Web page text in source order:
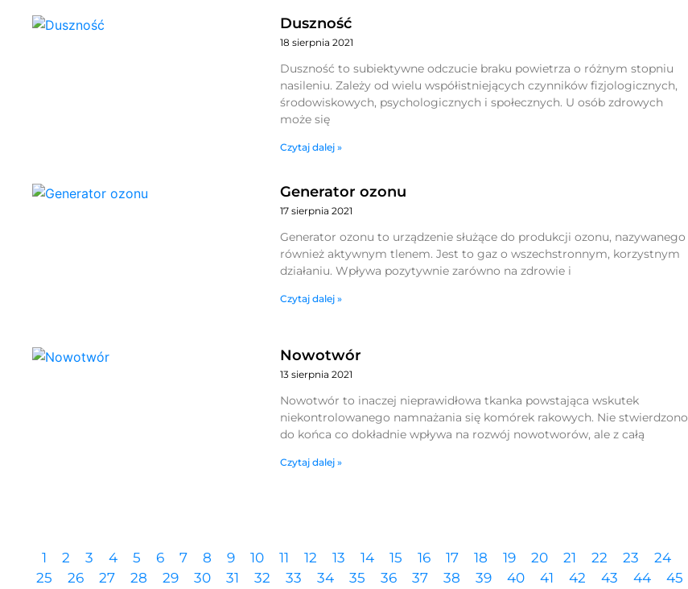
Duszność
18 sierpnia 2021
Duszność to subiektywne odczucie braku powietrza o różnym stopniu
nasileniu. Zależy od wielu współistniejących czynników fizjologicznych,
środowiskowych, psychologicznych i społecznych. U osób zdrowych
może się
Czytaj dalej »
Generator ozonu
17 sierpnia 2021
Generator ozonu to urządzenie służące do produkcji ozonu, nazywanego
również aktywnym tlenem. Jest to gaz o wszechstronnym, korzystnym
działaniu. Wpływa pozytywnie zarówno na zdrowie i
Czytaj dalej »
Nowotwór
13 sierpnia 2021
Nowotwór to inaczej nieprawidłowa tkanka powstająca wskutek
niekontrolowanego namnażania się komórek rakowych. Nie stwierdzono
do końca co dokładnie wpływa na rozwój nowotworów, ale z całą
Czytaj dalej »
1 2 3 4 5 6 7 8 9 10 11 12 13 14 15 16 17 18 19 20 21 22 23
24
25
26 27 28 29 30 31 32 33 34 35 36 37 38 39 40 41 42 43 44
45